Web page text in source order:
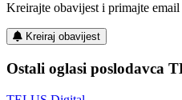
Kreirajte obavijest i primajte
Kreiraj obavijest
Ostali oglasi poslodavca